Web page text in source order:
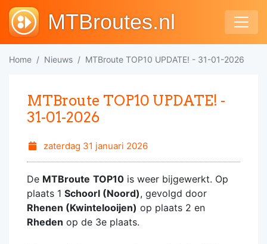
MTBroutes.nl
Home Nieuws MTBroute TOP10 UPDATE! - 31-01-2026
MTBroute TOP10 UPDATE! -
31-01-2026
zaterdag 31 januari 2026
De MTBroute TOP10 is weer bijgewerkt. Op
plaats 1 Schoorl (Noord), gevolgd door
Rhenen (Kwintelooijen) op plaats 2 en
Rheden op de 3e plaats.